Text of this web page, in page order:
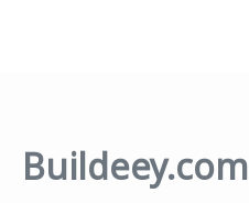
Buildeey.com